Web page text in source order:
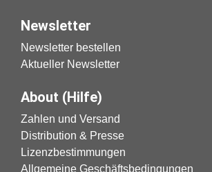
Newsletter
Newsletter bestellen
Aktueller Newsletter
About (Hilfe)
Zahlen und Versand
Distribution & Presse
Lizenzbestimmungen
Allgemeine Geschäftsbedingungen